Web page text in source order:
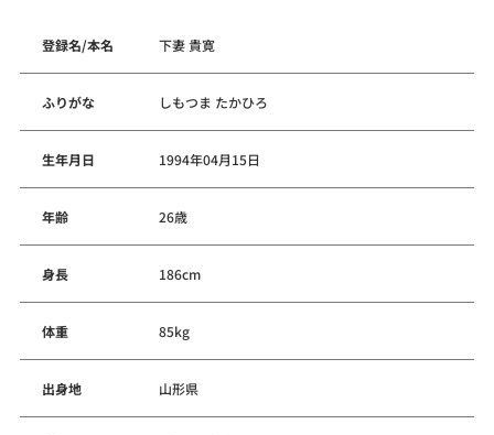
登録名/本名 下妻 貴寛
ふりがな しもつま たかひろ
生年月日 1994年04月15日
年齢 26歳
身長 186cm
体重 85kg
出身地 山形県